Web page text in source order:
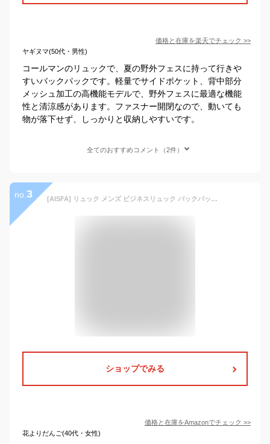
価格と在庫を楽天でチェック >>
ヤギヌマ(50代・男性)
コールマンのリュックで、夏の野外フェスに持って行きや
すいバックパックです。軽量でサイドポケット、背中部分
メッシュ加工の高機能モデルで、野外フェスに最適な機能
性と清涼感があります。ファスナー開閉なので、動いても
物が落下せず、しっかりと収納しやすいです。
全てのおすすめコメント（2件）
no. 3 [AISFA] リュック メンズ ビジネスリュック バックパック改良 防水リュックサック PC ビジネス ラップトップバック 大容量 bag 30L USB充電機能付き A4収納 多いポケット 多機能 通気性 アウトドア 旅行 防水 耐衝撃 人気 通勤 通学 男女兼用
ショップでみる
価格と在庫をAmazonでチェック >>
花よりだんご(40代・女性)